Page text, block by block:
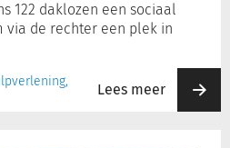
122 daklozen een sociaal
via de rechter een plek in
Lees meer